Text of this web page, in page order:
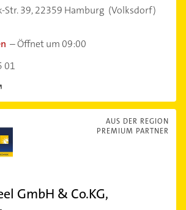
Str. 39,22359 Hamburg (Volksdorf)
–Öffnet um 09:00
01
AUS DER REGION
PREMIUM PARTNER
GmbH & Co.KG,